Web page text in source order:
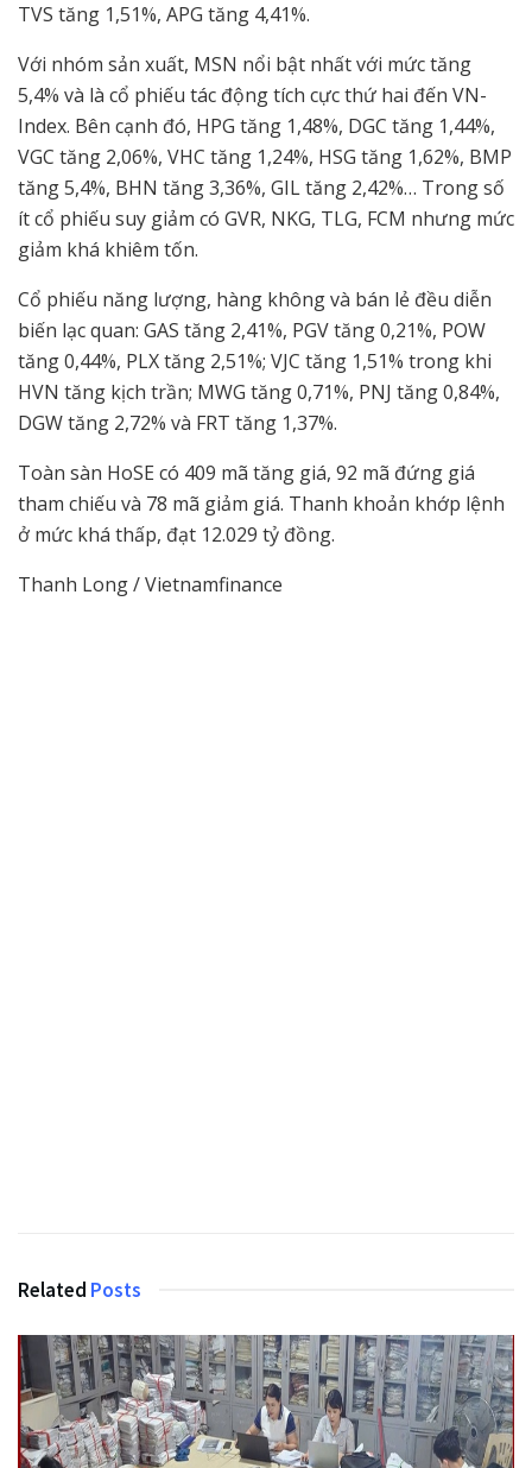
TVS tăng 1,51%, APG tăng 4,41%.
Với nhóm sản xuất, MSN nổi bật nhất với mức tăng
5,4% và là cổ phiếu tác động tích cực thứ hai đến VN-
Index. Bên cạnh đó, HPG tăng 1,48%, DGC tăng 1,44%,
VGC tăng 2,06%, VHC tăng 1,24%, HSG tăng 1,62%, BMP
tăng 5,4%, BHN tăng 3,36%, GIL tăng 2,42%… Trong số
ít cổ phiếu suy giảm có GVR, NKG, TLG, FCM nhưng mức
giảm khá khiêm tốn.
Cổ phiếu năng lượng, hàng không và bán lẻ đều diễn
biến lạc quan: GAS tăng 2,41%, PGV tăng 0,21%, POW
tăng 0,44%, PLX tăng 2,51%; VJC tăng 1,51% trong khi
HVN tăng kịch trần; MWG tăng 0,71%, PNJ tăng 0,84%,
DGW tăng 2,72% và FRT tăng 1,37%.
Toàn sàn HoSE có 409 mã tăng giá, 92 mã đứng giá
tham chiếu và 78 mã giảm giá. Thanh khoản khớp lệnh
ở mức khá thấp, đạt 12.029 tỷ đồng.
Thanh Long / Vietnamfinance
Related Posts